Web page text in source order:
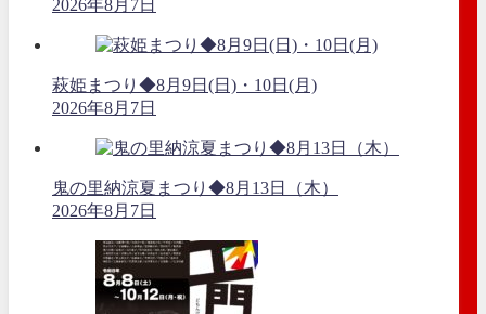
2026年8月7日
萩姫まつり◆8月9日(日)・10日(月)
2026年8月7日
鬼の里納涼夏まつり◆8月13日（木）
2026年8月7日